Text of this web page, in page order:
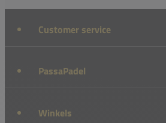
Customer service
PassaPadel
Winkels